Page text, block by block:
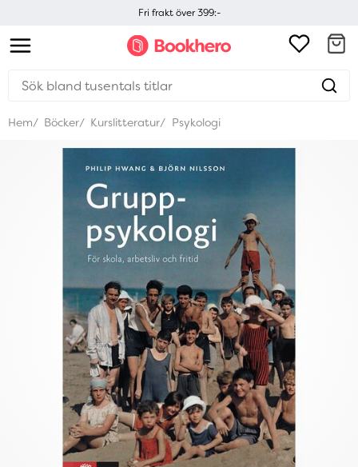
Fri frakt över 399:-
Hem Böcker Kurslitteratur Psykologi